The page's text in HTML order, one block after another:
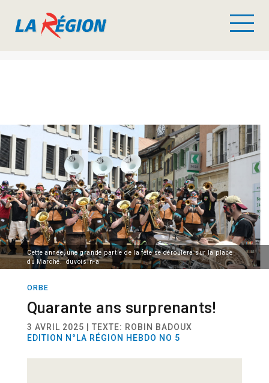
Cette année, une grande partie de la fête se déroulera sur la place
du Marché. duvoisin-a
ORBE
Quarante ans surprenants!
3 AVRIL 2025 | TEXTE: ROBIN BADOUX
EDITION N°LA RÉGION HEBDO NO 5